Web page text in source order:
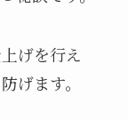
げを行え
げます。